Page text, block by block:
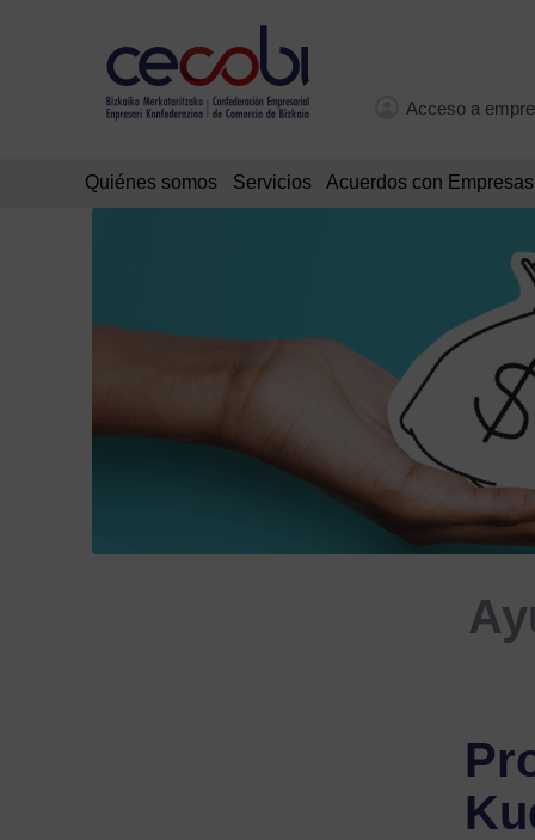
Acceso a
Quiénes somos Servicios Acuerdos con Empresas